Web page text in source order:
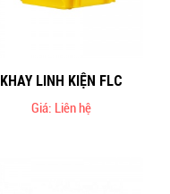
KHAY LINH KIỆN FLC
Giá: Liên hệ